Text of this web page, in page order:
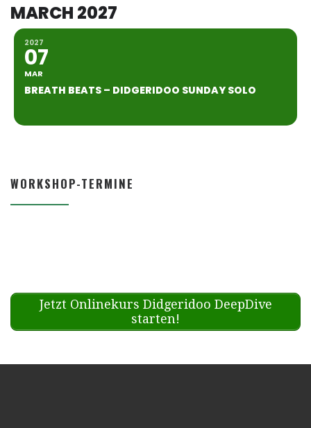
MARCH 2027
2027
07
MAR
BREATH BEATS – DIDGERIDOO SUNDAY SOLO
WORKSHOP-TERMINE
Jetzt Onlinekurs Didgeridoo DeepDive
starten!